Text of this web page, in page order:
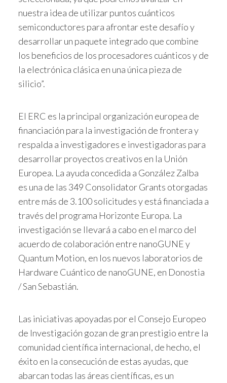
nuestra idea de utilizar puntos cuánticos
semiconductores para afrontar este desafío y
desarrollar un paquete integrado que combine
los beneficios de los procesadores cuánticos y de
la electrónica clásica en una única pieza de
silicio”.
El ERC es la principal organización europea de
financiación para la investigación de frontera y
respalda a investigadores e investigadoras para
desarrollar proyectos creativos en la Unión
Europea. La ayuda concedida a González Zalba
es una de las 349 Consolidator Grants otorgadas
entre más de 3.100 solicitudes y está financiada a
través del programa Horizonte Europa. La
investigación se llevará a cabo en el marco del
acuerdo de colaboración entre nanoGUNE y
Quantum Motion, en los nuevos laboratorios de
Hardware Cuántico de nanoGUNE, en Donostia
/ San Sebastián.
Las iniciativas apoyadas por el Consejo Europeo
de Investigación gozan de gran prestigio entre la
comunidad científica internacional, de hecho, el
éxito en la consecución de estas ayudas, que
abarcan todas las áreas científicas, es un